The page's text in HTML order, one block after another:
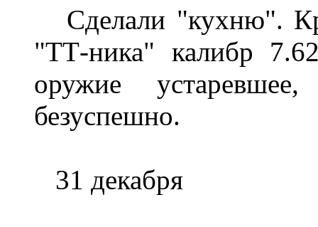
Сделали "кухню".
"ТТ-ника" калибр
оружие
безуспешно.
31 декабря